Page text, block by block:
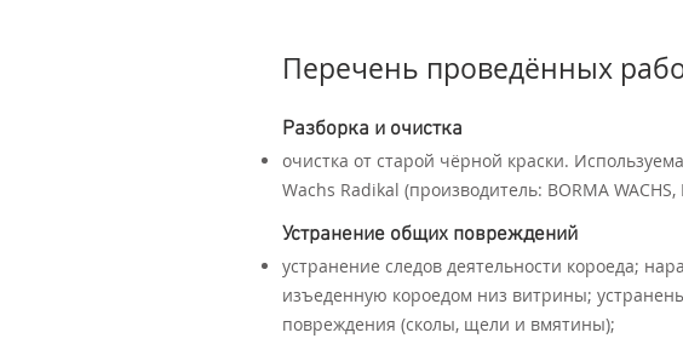
Перечень проведённых
Разборка и очистка
очистка от старой чёрной краски.
Wachs Radikal (производитель: BORMA
Устранение общих повреждений
устранение следов деятельности короеда;
изъеденную короедом низ витрины;
повреждения (сколы, щели и вмятины);